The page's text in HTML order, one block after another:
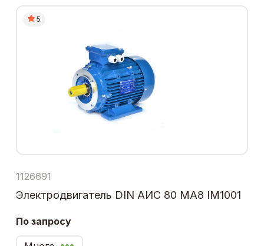
5
1126691
Электродвигатель DIN АИС 80 МА8 IM1001
По запросу